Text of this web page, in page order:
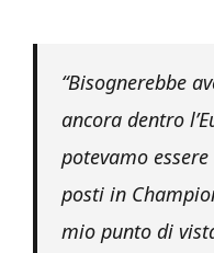
“Bisognerebbe
ancora dentro
potevamo
posti in
mio punto di